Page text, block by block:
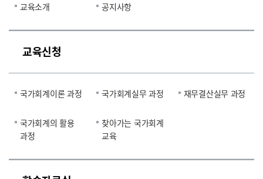
교육소개 공지사항
교육신청
국가회계이론 과정 국가회계실무 과정 재무결산실무 과정
국가회계의 활용
과정
찾아가는 국가회계
교육